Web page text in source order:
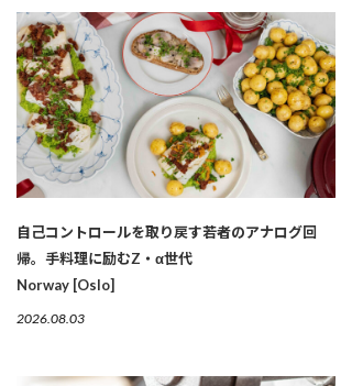
自己コントロールを取り戻す若者のアナログ回
帰。手料理に励むZ・α世代
Norway [Oslo]
2026.08.03